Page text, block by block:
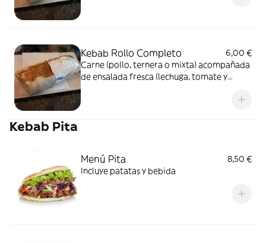
Kebab Rollo Completo
6,00 €
Carne (pollo, ternera o mixta) acompañada
de ensalada fresca (lechuga, tomate y
Kebab Pita
Menú Pita
8,50 €
Incluye patatas y bebida